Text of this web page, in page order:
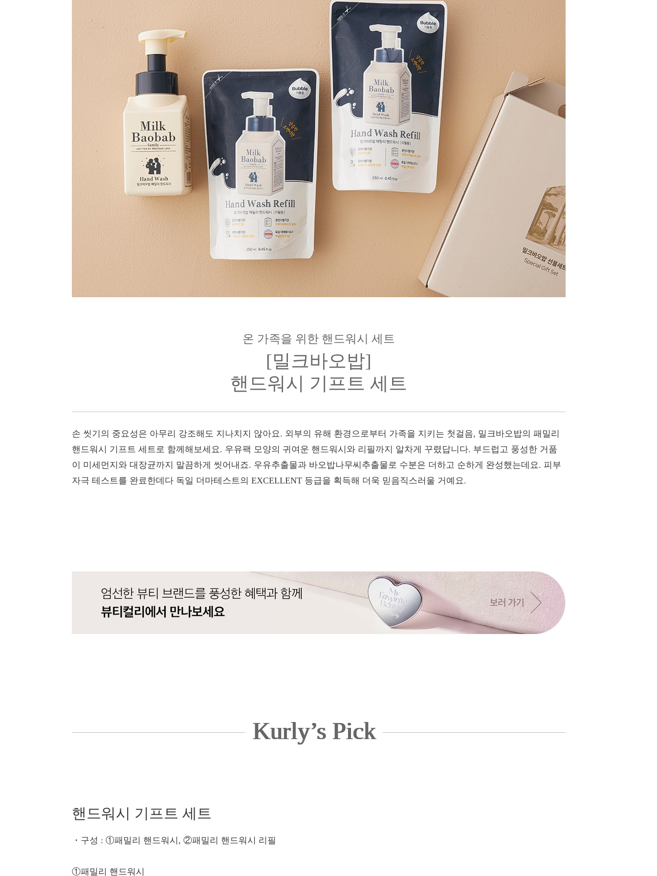
온 가족을 위한 핸드워시 세트
[밀크바오밥]
핸드워시 기프트 세트
손 씻기의 중요성은 아무리 강조해도 지나치지 않아요. 외부의 유해 환경으로부터 가족을 지키는 첫걸음, 밀크바오밥의 패밀리
핸드워시 기프트 세트로 함께해보세요. 우유팩 모양의 귀여운 핸드워시와 리필까지 알차게 꾸렸답니다. 부드럽고 풍성한 거품
이 미세먼지와 대장균까지 말끔하게 씻어내죠. 우유추출물과 바오밥나무씨추출물로 수분은 더하고 순하게 완성했는데요. 피부
자극 테스트를 완료한데다 독일 더마테스트의 EXCELLENT 등급을 획득해 더욱 믿음직스러울 거예요.
Kurly’s Pick
핸드워시 기프트 세트
・구성 : ①패밀리 핸드워시, ②패밀리 핸드워시 리필
①패밀리 핸드워시